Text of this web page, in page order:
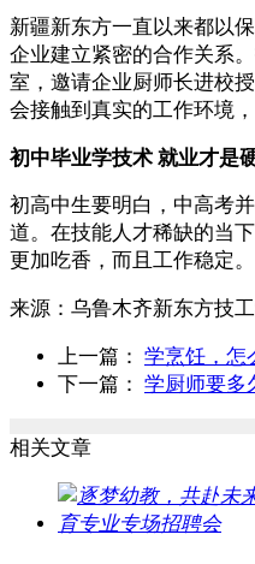
新疆新东方一直以来都以
企业建立紧密的合作关系
室，邀请企业厨师长进校
会接触到真实的工作环境
初中毕业学技术 就业才是
初高中生要明白，中高考
道。在技能人才稀缺的当
更加吃香，而且工作稳定。
来源： 乌鲁木齐新东方技
上一篇： 学烹饪，怎
下一篇： 学厨师要多
相关文章